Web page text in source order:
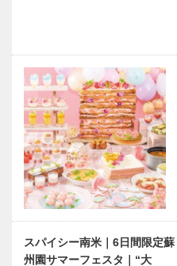
神大病院の魅
力はココだ！
Vol.25 神戸
大学医学部附
属病院 歯科
口腔外科
長…
連載コラム
「球友再会」
｜Vol.8
KOBECCOオ
スパイシー南米｜6日間限定蘇
州園サマーフェスタ｜“大